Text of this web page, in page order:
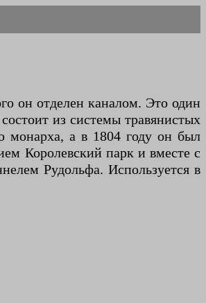
он отделен каналом. Это один
из системы травянистых
монарха, а в 1804 году он был
Королевский парк и вместе с
Рудольфа. Используется в